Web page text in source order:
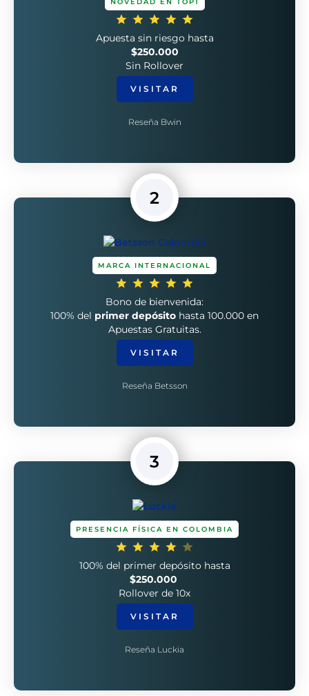
Apuesta sin riesgo hasta
$250.000
Sin Rollover
VISITAR
Reseña Bwin
2
MARCA INTERNACIONAL
Bono de bienvenida:
100% del primer depósito hasta 100.000 en
Apuestas Gratuitas.
VISITAR
Reseña Betsson
3
PRESENCIA FÍSICA EN COLOMBIA
100% del primer depósito hasta
$250.000
Rollover de 10x
VISITAR
Reseña Luckia